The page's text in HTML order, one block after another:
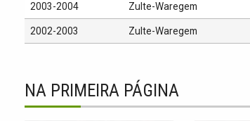
2003-2004 Zulte-Waregem
2002-2003 Zulte-Waregem
NA PRIMEIRA PÁGINA